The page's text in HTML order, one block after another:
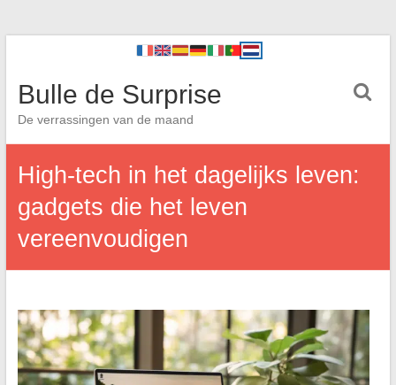
Bulle de Surprise
De verrassingen van de maand
High-tech in het dagelijks leven:
gadgets die het leven
vereenvoudigen